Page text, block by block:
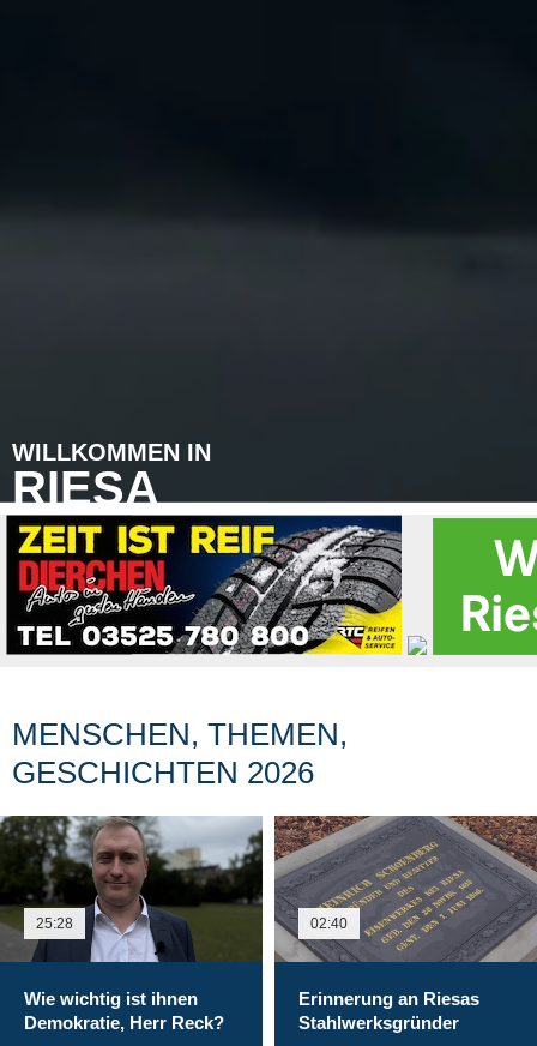
WILLKOMMEN IN
RIESA
MENSCHEN, THEMEN,
GESCHICHTEN 2026
25:28
Wie wichtig ist ihnen
Demokratie, Herr Reck?
02:40
Erinnerung an Riesas
Stahlwerksgründer